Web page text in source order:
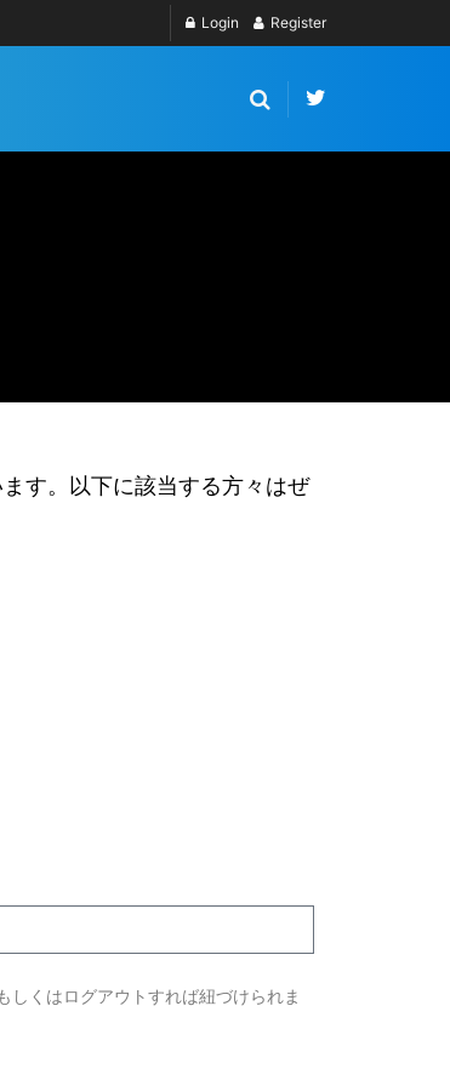
Login Register
す。以下に該当する方々はぜ
くはログアウトすれば紐づけられま